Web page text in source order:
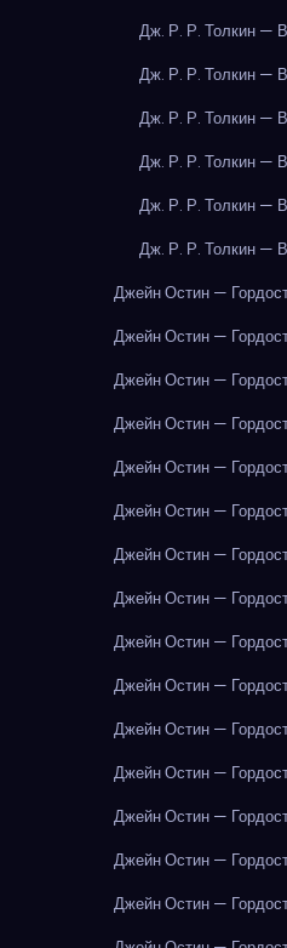
Дж. Р. Р. Толкин —
Дж. Р. Р. Толкин —
Дж. Р. Р. Толкин —
Дж. Р. Р. Толкин —
Дж. Р. Р. Толкин —
Дж. Р. Р. Толкин —
Джейн Остин —
Джейн Остин —
Джейн Остин —
Джейн Остин —
Джейн Остин —
Джейн Остин —
Джейн Остин —
Джейн Остин —
Джейн Остин —
Джейн Остин —
Джейн Остин —
Джейн Остин —
Джейн Остин —
Джейн Остин —
Джейн Остин —